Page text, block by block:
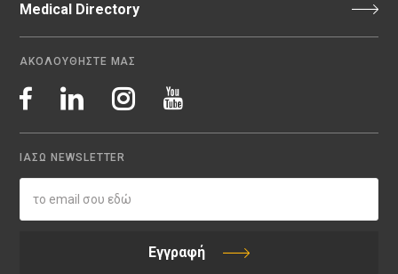
Medical Directory
ΑΚΟΛΟΥΘΗΣΤΕ ΜΑΣ
ΙΑΣΩ NEWSLETTER
Εγγραφή